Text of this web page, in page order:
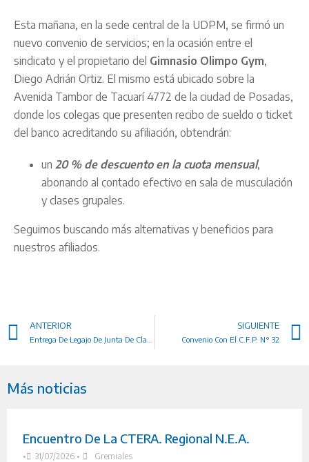
Esta mañana, en la sede central de la UDPM, se firmó un
nuevo convenio de servicios; en la ocasión entre el
sindicato y el propietario del Gimnasio Olimpo Gym,
Diego Adrián Ortiz. El mismo está ubicado sobre la
Avenida Tambor de Tacuarí 4772 de la ciudad de Posadas,
donde los colegas que presenten recibo de sueldo o ticket
del banco acreditando su afiliación, obtendrán:
un 20 % de descuento en la cuota mensual,
abonando al contado efectivo en sala de musculación
y clases grupales.
Seguimos buscando más alternativas y beneficios para
nuestros afiliados.
ANTERIOR SIGUIENTE
Convenio Con El C.F.P. N° 32
Más noticias
Encuentro De La CTERA. Regional N.E.A.
• 31/07/2026 • Gremiales